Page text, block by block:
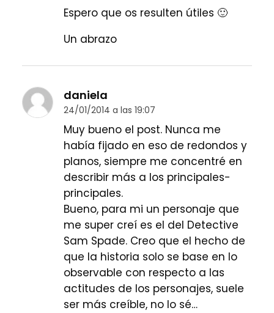
Espero que os resulten útiles 🙂
Un abrazo
daniela
24/01/2014 a las 19:07
Muy bueno el post. Nunca me
había fijado en eso de redondos y
planos, siempre me concentré en
describir más a los principales-
principales.
Bueno, para mi un personaje que
me super creí es el del Detective
Sam Spade. Creo que el hecho de
que la historia solo se base en lo
observable con respecto a las
actitudes de los personajes, suele
ser más creíble, no lo sé…